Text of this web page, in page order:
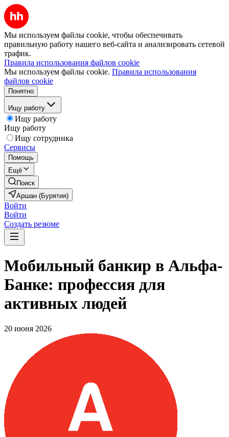
Мы используем файлы cookie, чтобы обеспечивать
правильную работу нашего веб-сайта и анализировать сетевой
трафик.
Правила использования файлов cookie
Мы используем файлы cookie. Правила использования
файлов cookie
Понятно
Ищу работу
Ищу работу
Ищу работу
Ищу сотрудника
Сервисы
Помощь
Ещё
Поиск
Аршан (Бурятия)
Войти
Войти
Создать резюме
Мобильный банкир в Альфа-
Банке: профессия для
активных людей
20 июня 2026